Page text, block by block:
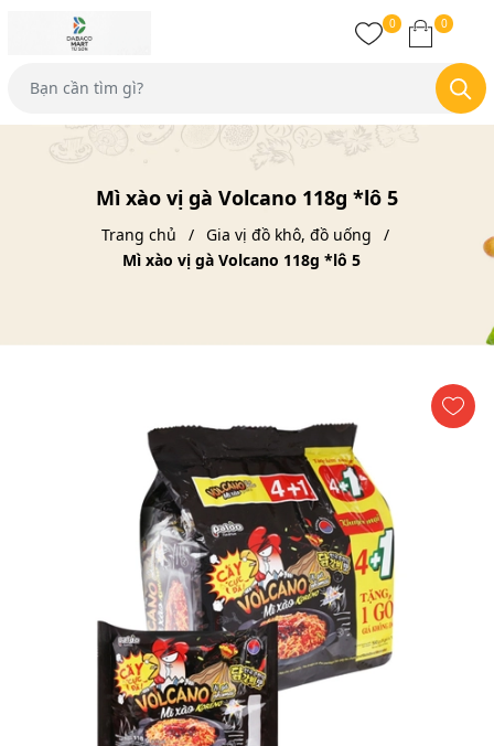
0 0
Mì xào vị gà Volcano 118g *lô 5
Trang chủ
Gia vị đồ khô, đồ uống
Mì xào vị gà Volcano 118g *lô 5